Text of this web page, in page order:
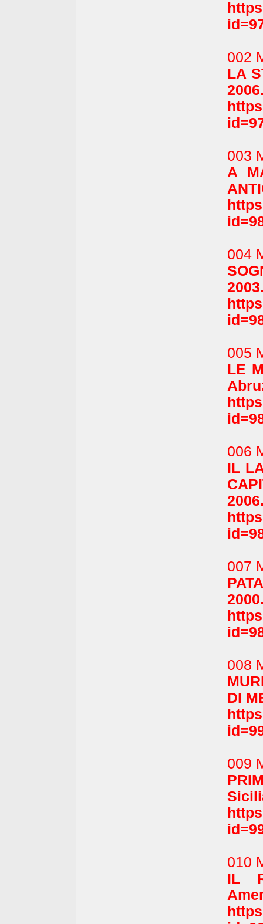
002
LA
003
A
004
005
LE
006
IL
007
008
DI
009
010
IL